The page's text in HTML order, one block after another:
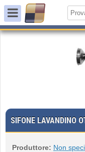
SIFONE LAVANDINO
Produttore: Non